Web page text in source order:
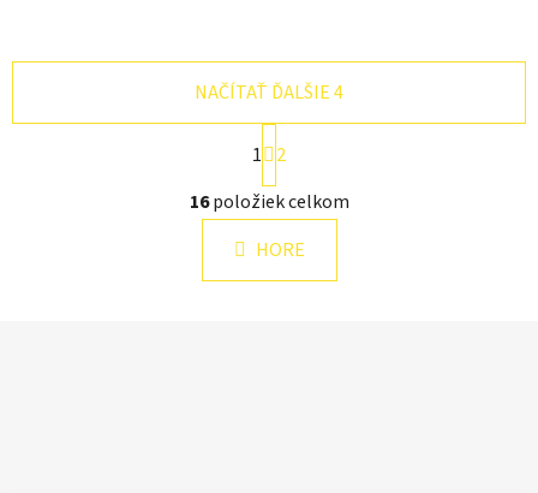
O
v
l
á
d
NAČÍTAŤ ĎALŠIE 4
S
t
r
á
n
k
1
2
16položiek celkom
HORE